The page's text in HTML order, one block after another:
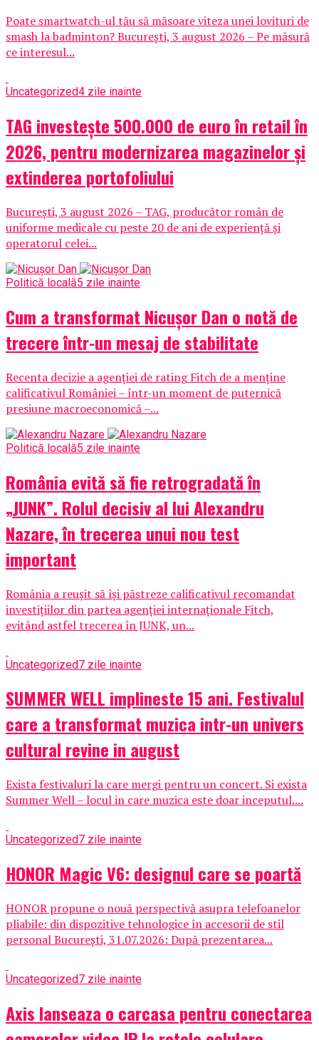
Poate smartwatch-ul tău să măsoare viteza unei lovituri de
smash la badminton? București, 3 august 2026 – Pe măsură
ce interesul...
Uncategorized4 zile inainte
TAG investește 500.000 de euro în retail în
2026, pentru modernizarea magazinelor și
extinderea portofoliului
București, 3 august 2026 – TAG, producător român de
uniforme medicale cu peste 20 de ani de experiență și
operatorul celei...
Politică locală5 zile inainte
Cum a transformat Nicușor Dan o notă de
trecere într-un mesaj de stabilitate
Recenta decizie a agenției de rating Fitch de a menține
calificativul României – într-un moment de puternică
presiune macroeconomică –...
Politică locală5 zile inainte
România evită să fie retrogradată în
„JUNK”. Rolul decisiv al lui Alexandru
Nazare, în trecerea unui nou test
important
România a reușit să își păstreze calificativul recomandat
investițiilor din partea agenției internaționale Fitch,
evitând astfel trecerea în JUNK, un...
Uncategorized7 zile inainte
SUMMER WELL implineste 15 ani. Festivalul
care a transformat muzica intr-un univers
cultural revine in august
Exista festivaluri la care mergi pentru un concert. Si exista
Summer Well – locul in care muzica este doar inceputul....
Uncategorized7 zile inainte
HONOR Magic V6: designul care se poartă
HONOR propune o nouă perspectivă asupra telefoanelor
pliabile: din dispozitive tehnologice în accesorii de stil
personal București, 31.07.2026: După prezentarea...
Uncategorized7 zile inainte
Axis lanseaza o carcasa pentru conectarea